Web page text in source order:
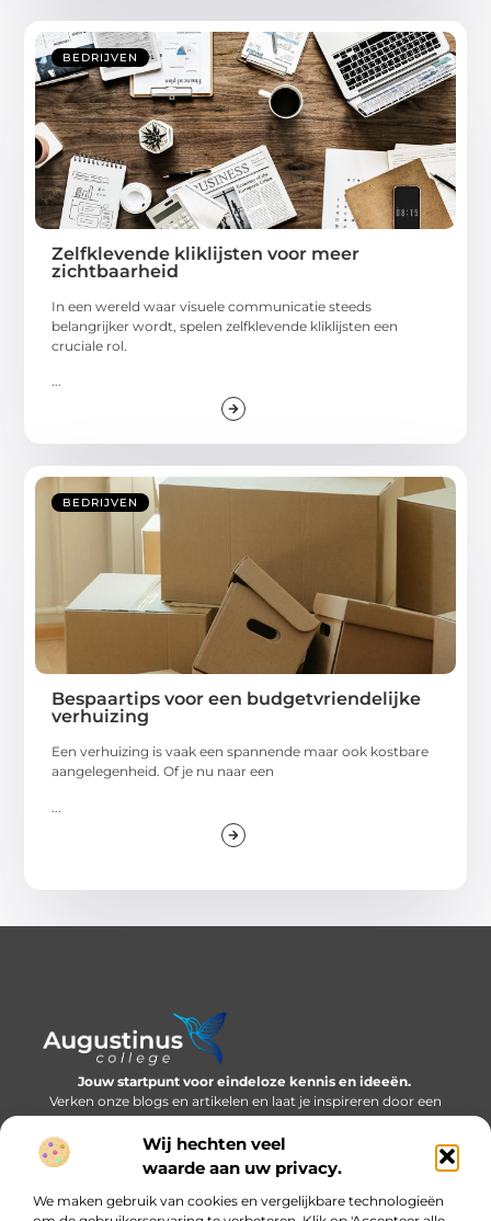
Wij hechten veel
waarde aan uw privacy.
We maken gebruik van cookies en vergelijkbare technologieën
BEDRIJVEN
Zelfklevende kliklijsten voor meer
zichtbaarheid
In een wereld waar visuele communicatie steeds
belangrijker wordt, spelen zelfklevende kliklijsten een
cruciale rol.
...
BEDRIJVEN
Bespaartips voor een budgetvriendelijke
verhuizing
Een verhuizing is vaak een spannende maar ook kostbare
aangelegenheid. Of je nu naar een
Jouw startpunt voor eindeloze kennis en ideeën.
Verken onze blogs en artikelen en laat je inspireren door een
wereld vol inzichten.
Bericht categorie